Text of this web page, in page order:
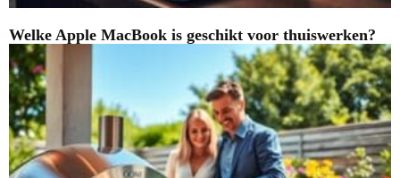
Welke Apple MacBook is geschikt voor thuiswerken?